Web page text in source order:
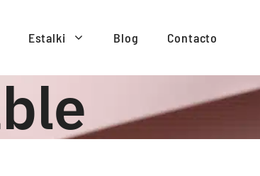
Estalki Blog Contacto